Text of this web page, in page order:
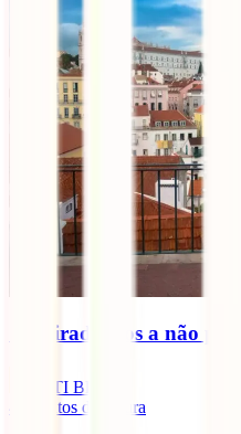
10 miradouros a não
IATI Blog
minutos de leitura